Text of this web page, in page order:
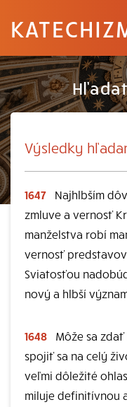
Výsledky
1647
Najhlbším
zmluve a vernosť
manželstva robí
vernosť
Sviatosťou
nový a hlbší
1648
Môže sa
spojiť sa na celý
veľmi dôležité
miluje definitívnou